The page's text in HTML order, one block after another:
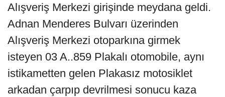
Alışveriş Merkezi girişinde meydana geldi.
Adnan Menderes Bulvarı üzerinden
Alışveriş Merkezi otoparkına girmek
isteyen 03 A..859 Plakalı otomobile, aynı
istikametten gelen Plakasız motosiklet
arkadan çarpıp devrilmesi sonucu kaza